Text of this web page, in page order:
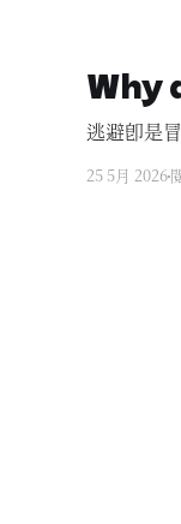
Why
逃避即是
25 5月 2026